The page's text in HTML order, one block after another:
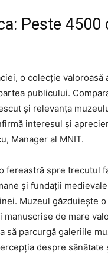
Peste
o colecție
publicului.
și relevanța
interesul și
Manager al MNIT.
fereastră spre trecutul
și fundații
Muzeul găzduiește
de mare
parcurgă galeriile
despre